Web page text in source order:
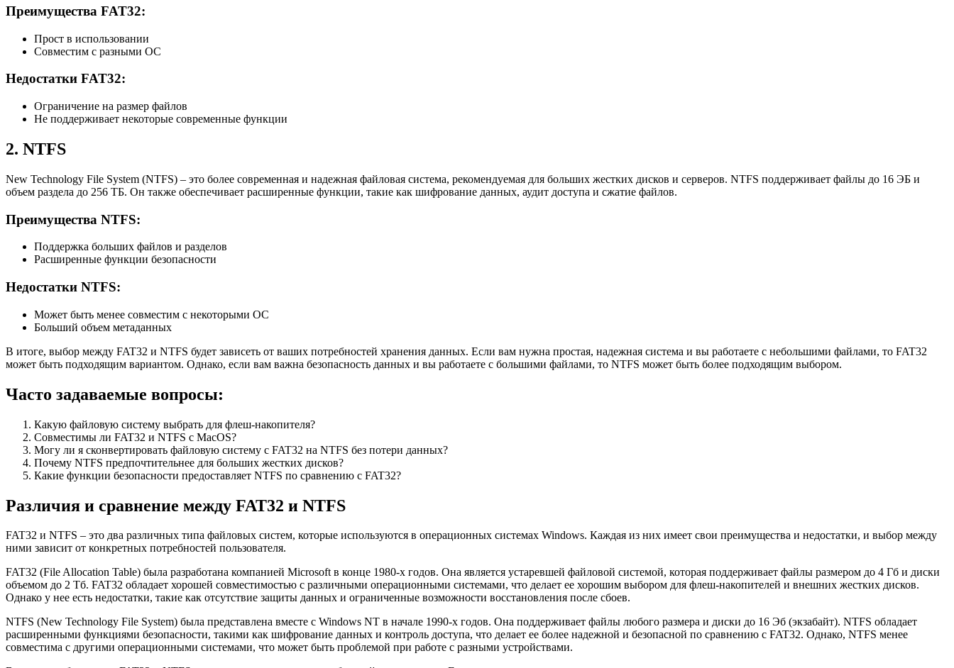
Преимущества FAT32:
Прост в использовании
Совместим с разными ОС
Недостатки FAT32:
Ограничение на размер файлов
Не поддерживает некоторые современные функции
2. NTFS
New Technology File System (NTFS) – это более современная и надежная файловая система, рекомендуемая для больших жестких дисков и серверов. NTFS поддерживает файлы до 16 ЭБ и
объем раздела до 256 ТБ. Он также обеспечивает расширенные функции, такие как шифрование данных, аудит доступа и сжатие файлов.
Преимущества NTFS:
Поддержка больших файлов и разделов
Расширенные функции безопасности
Недостатки NTFS:
Может быть менее совместим с некоторыми ОС
Больший объем метаданных
В итоге, выбор между FAT32 и NTFS будет зависеть от ваших потребностей хранения данных. Если вам нужна простая, надежная система и вы работаете с небольшими файлами, то FAT32
может быть подходящим вариантом. Однако, если вам важна безопасность данных и вы работаете с большими файлами, то NTFS может быть более подходящим выбором.
Часто задаваемые вопросы:
Какую файловую систему выбрать для флеш-накопителя?
Совместимы ли FAT32 и NTFS с MacOS?
Могу ли я сконвертировать файловую систему с FAT32 на NTFS без потери данных?
Почему NTFS предпочтительнее для больших жестких дисков?
Какие функции безопасности предоставляет NTFS по сравнению с FAT32?
Различия и сравнение между FAT32 и NTFS
FAT32 и NTFS – это два различных типа файловых систем, которые используются в операционных системах Windows. Каждая из них имеет свои преимущества и недостатки, и выбор между
ними зависит от конкретных потребностей пользователя.
FAT32 (File Allocation Table) была разработана компанией Microsoft в конце 1980-х годов. Она является устаревшей файловой системой, которая поддерживает файлы размером до 4 Гб и диски
объемом до 2 Тб. FAT32 обладает хорошей совместимостью с различными операционными системами, что делает ее хорошим выбором для флеш-накопителей и внешних жестких дисков.
Однако у нее есть недостатки, такие как отсутствие защиты данных и ограниченные возможности восстановления после сбоев.
NTFS (New Technology File System) была представлена вместе с Windows NT в начале 1990-х годов. Она поддерживает файлы любого размера и диски до 16 Эб (экзабайт). NTFS обладает
расширенными функциями безопасности, такими как шифрование данных и контроль доступа, что делает ее более надежной и безопасной по сравнению с FAT32. Однако, NTFS менее
совместима с другими операционными системами, что может быть проблемой при работе с разными устройствами.